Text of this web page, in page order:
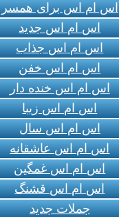
اس ام اس برای همسر
اس ام اس جدید
اس ام اس جذاب
اس ام اس خفن
اس ام اس خنده دار
اس ام اس زیبا
اس ام اس سال
اس ام اس عاشقانه
اس ام اس غمگین
اس ام اس قشنگ
جملات جدید